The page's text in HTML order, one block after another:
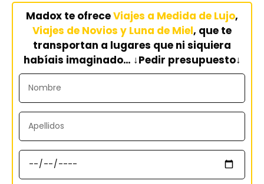
Madox te ofreceViajes a Medida de Lujo,
Viajes de Novios y Luna de Miel, que te
transportan a lugares que ni siquiera
habíais imaginado… ↓Pedir presupuesto↓